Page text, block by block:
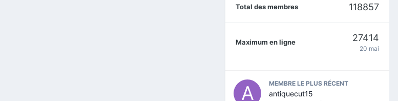
Total des membres 118857
Maximum en ligne 27414
20 mai
MEMBRE LE PLUS RÉCENT
antiquecut15